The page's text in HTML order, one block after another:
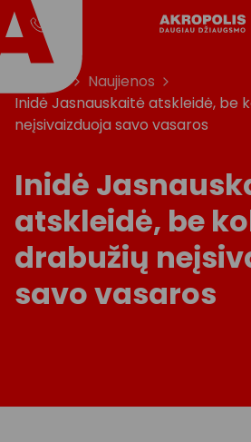
Naujienos
Inidė Jasnauskaitė atskleidė, be
neįsivaizduoja savo vasaros
Inidė
atskleidė, be
drabužių
savo vasaros